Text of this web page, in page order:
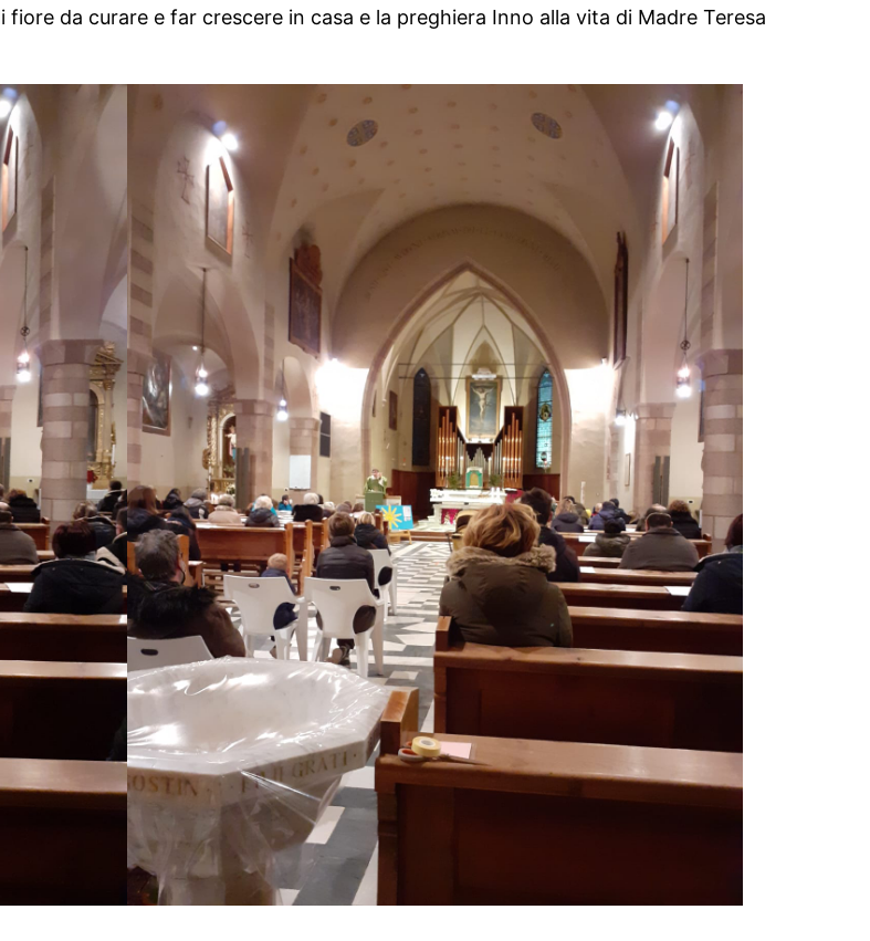
da curare e far crescere in casa e la preghiera Inno alla vita di Madre Teresa